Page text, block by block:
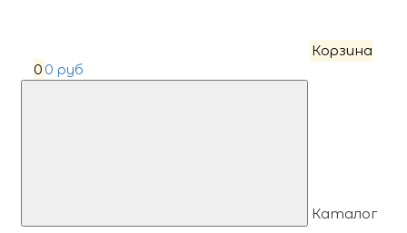
Корзина
0 0 руб
Каталог